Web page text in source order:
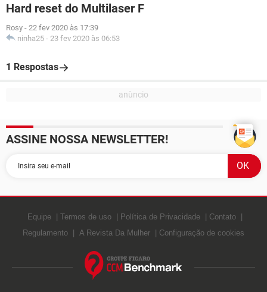
Hard reset do Multilaser F
Rosy - 22 fev 2020 às 17:39
ninha25 - 23 fev 2020 às 06:53
1 Respostas
ASSINE NOSSA NEWSLETTER!
Equipe Termos de uso Política de Privacidade
Contato
Regulamento
A Revista Da Mulher Configuração de cookies